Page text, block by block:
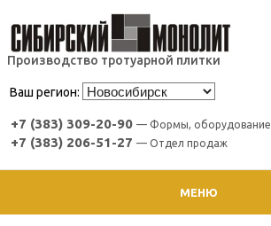
Производство тротуарной плитки
Ваш регион:
+7 (383) 309-20-90 — Формы, оборудование
+7 (383) 206-51-27 — Отдел продаж
МЕНЮ